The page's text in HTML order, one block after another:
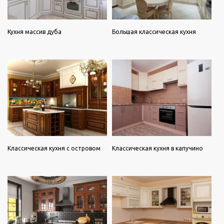
Кухня массив дуба Большая классическая кухня
Классическая кухня с островом Классическая кухня в капучино